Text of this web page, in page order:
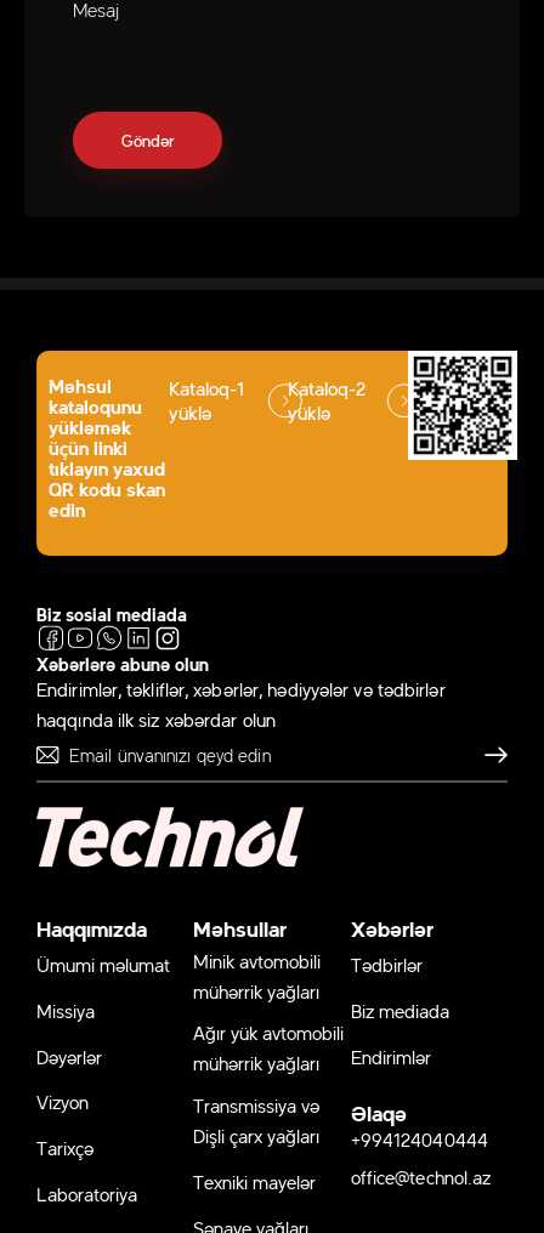
Məhsul
kataloqunu
yükləmək
üçün linki
tıklayın yaxud
QR kodu skan
edin
Kataloq-1
yüklə
Kataloq-2
yüklə
Biz sosial mediada
Xəbərlərə abunə olun
Endirimlər, təkliflər, xəbərlər, hədiyyələr və tədbirlər
haqqında ilk siz xəbərdar olun
Göndər
Haqqımızda
Ümumi məlumat
Missiya
Dəyərlər
Vizyon
Tarixçə
Laboratoriya
Məhsullar
Minik avtomobili
mühərrik yağları
Ağır yük avtomobili
mühərrik yağları
Transmissiya və
Dişli çarx yağları
Texniki mayelər
Sənaye yağları
Xəbərlər
Tədbirlər
Biz mediada
Endirimlər
Əlaqə
+994124040444
office@technol.az